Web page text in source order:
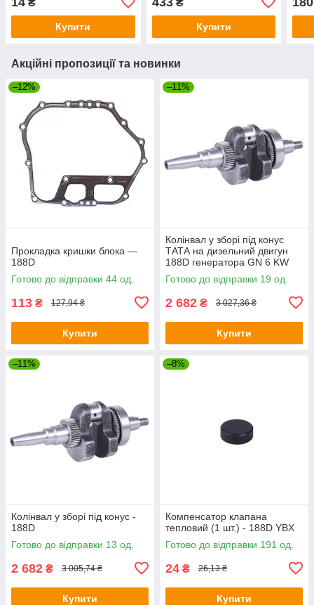
Купити Купити
Акційні пропозиції та новинки
–12%
Прокладка кришки блока —
188D
Готово до відправки 44 од.
113 ₴ 127,94 ₴
Купити
–11%
Колінвал у зборі під конус
ТАТА на дизельний двигун
188D генератора GN 6 KW
Готово до відправки 19 од.
2 682 ₴ 3 027,36 ₴
Купити
–11%
Колінвал у зборі під конус -
188D
Готово до відправки 13 од.
2 682 ₴ 3 005,74 ₴
Купити
–8%
Компенсатор клапана
тепловий (1 шт.) - 188D YBX
Готово до відправки 191 од.
24 ₴ 26,13 ₴
Купити